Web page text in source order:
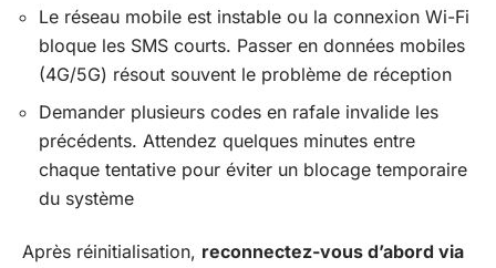
Le réseau mobile est instable ou la connexion Wi-Fi
bloque les SMS courts. Passer en données mobiles
(4G/5G) résout souvent le problème de réception
Demander plusieurs codes en rafale invalide les
précédents. Attendez quelques minutes entre
chaque tentative pour éviter un blocage temporaire
du système
Après réinitialisation, reconnectez-vous d’abord via